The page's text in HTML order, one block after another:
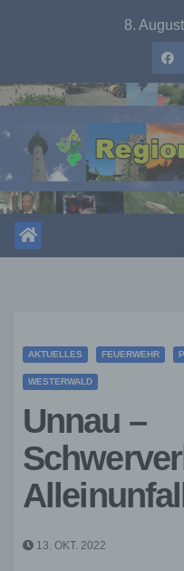
8.
AKTUELLES FEUERWEHR
WESTERWALD
Unnau –
13. OKT. 2022